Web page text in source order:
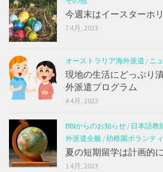
今週末はイースターホ
7 4月, 2023
オーストラリア海外派遣 / ニ
現地の生活にどっぷり
外派遣プログラム
4 4月, 2023
BBIからのお知らせ / 日本語教
外派遣全般 /幼稚園ボランテ
夏の短期留学は計画的
1 4月, 2023